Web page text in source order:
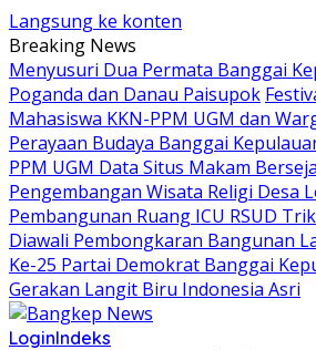
Langsung ke konten
Breaking News
Menyusuri Dua Permata Banggai
Poganda dan Danau Paisupok
Mahasiswa KKN-PPM UGM dan
Perayaan Budaya Banggai
PPM UGM Data Situs Makam
Pengembangan Wisata Religi Desa
Pembangunan Ruang ICU RSUD
Diawali Pembongkaran Bangunan
Ke-25 Partai Demokrat Banggai
Gerakan Langit Biru Indonesia Asri
LoginIndeks